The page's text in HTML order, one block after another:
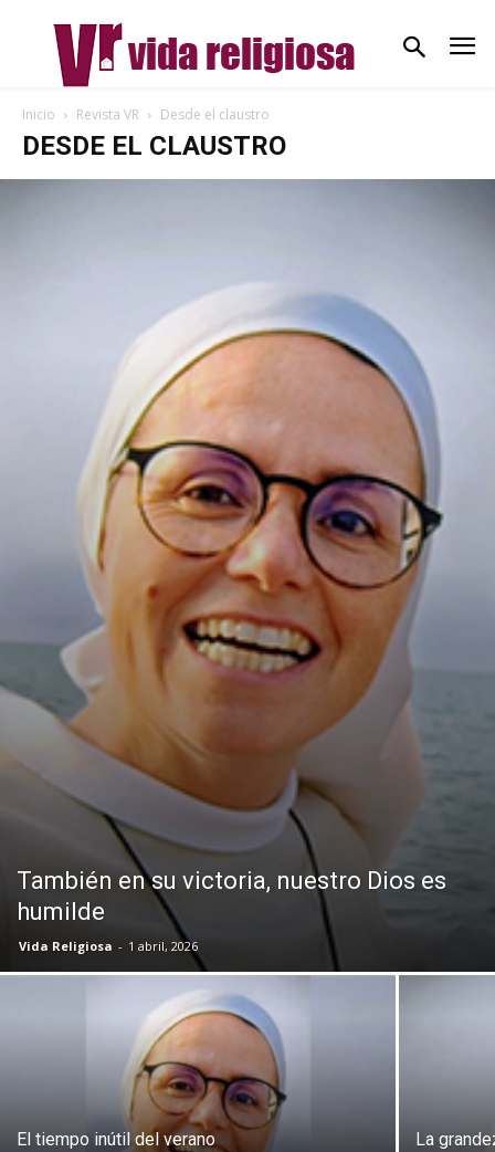
Inicio Revista VR Desde el claustro
DESDE EL CLAUSTRO
También en su victoria, nuestro Dios es
humilde
Vida Religiosa - 1 abril, 2026
El tiempo inútil del verano La